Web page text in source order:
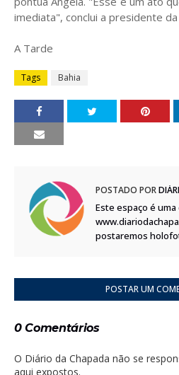
imediata", conclui a presidente
A Tarde
Tags Bahia
POSTADO POR
Este espaço é
postaremos
POSTAR UM
0 Comentários
O Diário da Chapada não se
aqui expostos.